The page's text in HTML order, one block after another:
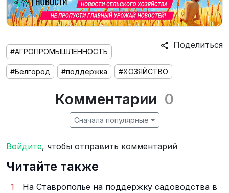
Поделиться
#АГРОПРОМЫШЛЕННОСТЬ
#Белгород #поддержка #ХОЗЯЙСТВО
Комментарии 0
Сначала популярные
Войдите, чтобы отправить комментарий
Читайте также
1
На Ставрополье на поддержку садоводства в